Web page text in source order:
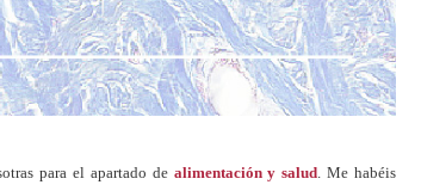
para el apartado de alimentación y salud . Me habéis